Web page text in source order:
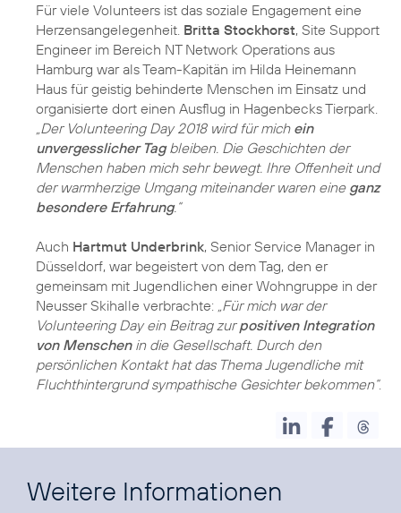
Für viele Volunteers ist das soziale Engagement eine
Herzensangelegenheit. Britta Stockhorst, Site Support
Engineer im Bereich NT Network Operations aus
Hamburg war als Team-Kapitän im Hilda Heinemann
Haus für geistig behinderte Menschen im Einsatz und
organisierte dort einen Ausflug in Hagenbecks Tierpark.
„Der Volunteering Day 2018 wird für mich ein
unvergesslicher Tagbleiben. Die Geschichten der
Menschen haben mich sehr bewegt. Ihre Offenheit und
der warmherzige Umgang miteinander waren eine ganz
besondere Erfahrung.“
Auch Hartmut Underbrink, Senior Service Manager in
Düsseldorf, war begeistert von dem Tag, den er
gemeinsam mit Jugendlichen einer Wohngruppe in der
Neusser Skihalle verbrachte: „Für mich war der
Volunteering Day ein Beitrag zurpositiven Integration
von Menschenin die Gesellschaft. Durch den
persönlichen Kontakt hat das Thema Jugendliche mit
Fluchthintergrund sympathische Gesichter bekommen“.
Weitere Informationen